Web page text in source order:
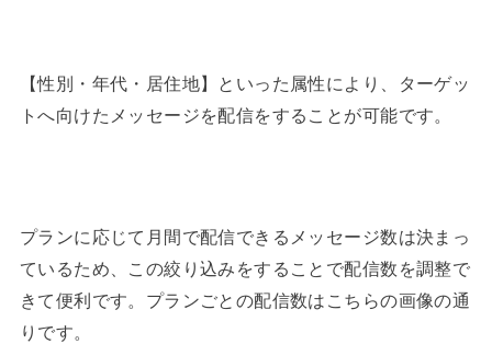
【性別・年代・居住地】といった属性により、ターゲッ
トへ向けたメッセージを配信をすることが可能です。
プランに応じて月間で配信できるメッセージ数は決まっ
ているため、この絞り込みをすることで配信数を調整で
きて便利です。プランごとの配信数はこちらの画像の通
りです。